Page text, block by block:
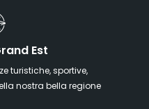
Est
turistiche, sportive,
nostra bella regione